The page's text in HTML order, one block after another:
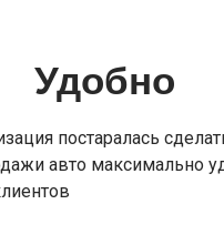
Удобно
постаралась
авто максимально